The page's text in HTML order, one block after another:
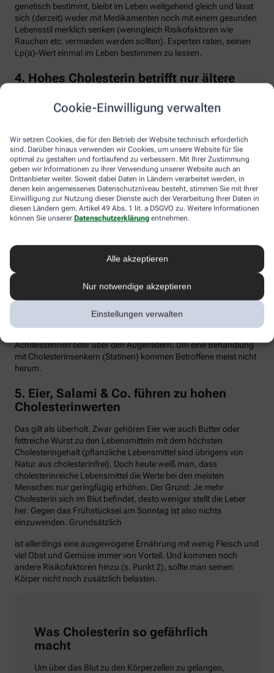
Cookie-Einwilligung verwalten
Wir setzen Cookies, die für den Betrieb der Website technisch erforderlich
sind. Darüber hinaus verwenden wir Cookies, um unsere Website für Sie
optimal zu gestalten und fortlaufend zu verbessern. Mit Ihrer Zustimmung
geben wir Informationen zu Ihrer Verwendung unserer Website auch an
Drittanbieter weiter. Soweit dabei Daten in Ländern verarbeitet werden, in
denen kein angemessenes Datenschutzniveau besteht, stimmen Sie mit Ihrer
Einwilligung zur Nutzung dieser Dienste auch der Verarbeitung Ihrer Daten in
diesen Ländern gem. Artikel 49 Abs. 1 lit. a DSGVO zu. Weitere Informationen
können Sie unserer Datenschutzerklärung entnehmen.
Alle akzeptieren
Nur notwendige akzeptieren
Einstellungen verwalten
genetisch bestimmt, bleibt im Leben weitgehend gleich und lässt
sich (derzeit) weder mit Medikamenten noch mit einem gesunden
Lebensstil merklich senken (wenngleich Risikofaktoren wie
Rauchen etc. vermieden werden sollten). Experten raten, seinen
Lp(a)-Wert einmal im Leben bestimmen zu lassen.
4. Hohes Cholesterin betrifft nur ältere
Falsch. Zwar steigt das Risiko für erhöhte Cholesterinwerte mit
Hypercholesterinämie (FH) haben jedoch schon von Geburt an
erhöhte Blutfettwerte. Bei der erblich bedingten
Stoffwechselerkrankung sammelt sich durch einen Gendefekt
sehr viel LDL-Cholesterin im Blut an (über 190 bis 500 mg/dl) und
lagert sich an den Wänden der Arterien und Venen ab. Betroffene
entwickeln oft schon im jungen Erwachsenenalter eine
Arteriosklerose.
bis zur Menopause durch Hormone besser geschützt, bei ihnen
sind es rund 30 Prozent bis zum Alter von 60 Jahren. Die familiäre
Hypercholesterinämie kommt bei etwa einer von 300 Personen
vor. Sind in der Familie Fälle von frühen Herzinfarkten, Stents oder
Bypass-Operationen bekannt, sollte man sein Cholesterin
dringend überprüfen lassen. Anzeichen können auch gelbliche
Achillessehnen oder über den Augenlidern. Um eine Behandlung
mit Cholesterinsenkern (Statinen) kommen Betroffene meist nicht
herum.
5. Eier, Salami & Co. führen zu hohen
Cholesterinwerten
Das gilt als überholt. Zwar gehören Eier wie auch Butter oder
fettreiche Wurst zu den Lebensmitteln mit dem höchsten
Cholesteringehalt (pflanzliche Lebensmittel sind übrigens von
Natur aus cholesterinfrei). Doch heute weiß man, dass
cholesterinreiche Lebensmittel die Werte bei den meisten
Menschen nur geringfügig erhöhen. Der Grund: Je mehr
Cholesterin sich im Blut befindet, desto weniger stellt die Leber
her. Gegen das Frühstücksei am Sonntag ist also nichts
einzuwenden. Grundsätzlich
ist allerdings eine ausgewogene Ernährung mit wenig Fleisch und
viel Obst und Gemüse immer von Vorteil. Und kommen noch
andere Risikofaktoren hinzu (s. Punkt 2), sollte man seinen
Körper nicht noch zusätzlich belasten.
Was Cholesterin so gefährlich
macht
Um über das Blut zu den Körperzellen zu gelangen,